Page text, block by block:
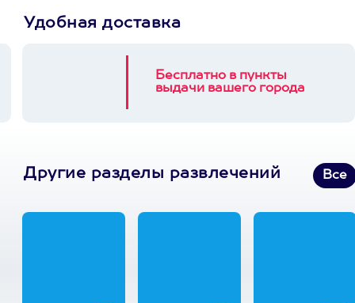
Удобная доставка
Бесплатно в пункты
выдачи вашего города
Другие разделы развлечений Все